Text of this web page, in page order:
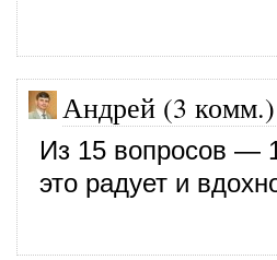
Андрей (3 комм.)
Из 15 вопросов —
это радует и